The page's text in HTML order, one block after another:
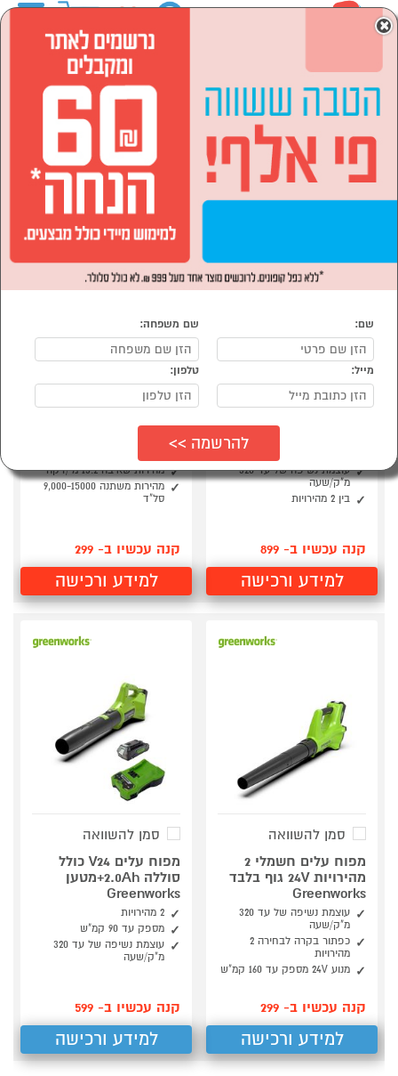
מפוחים ושואבי עלים
מפוחים ושואבי עלים
סט מפוח עלים חשמלי
עוצמת נשיפה של עד 320
מ"ק/שעה
בין 2 מהירויות
קנה עכשיו ב- 899
למידע ורכישה
מפוח עלים איכותי חזק
3500W
מהירות שאיבה 13.2 מ'/דקה
מהירות משתנה 9,000-15000
סל"ד
קנה עכשיו ב- 299
למידע ורכישה
סמן להשוואה
מפוח עלים חשמלי 2
מהירויות 24V גוף בלבד
Greenworks
עוצמת נשיפה של עד 320
מ"ק/שעה
כפתור בקרה לבחירה 2
מהירויות
מנוע 24V מספק עד 160 קמ"ש
קנה עכשיו ב- 299
למידע ורכישה
סמן להשוואה
מפוח עלים V24 כולל
סוללה 2.0Ah+מטען
Greenworks
2 מהירויות
מספק עד 90 קמ"ש
עוצמת נשיפה של עד 320
מ"ק/שעה
קנה עכשיו ב- 599
למידע ורכישה
×
שם: שם משפחה:
מייל: טלפון: